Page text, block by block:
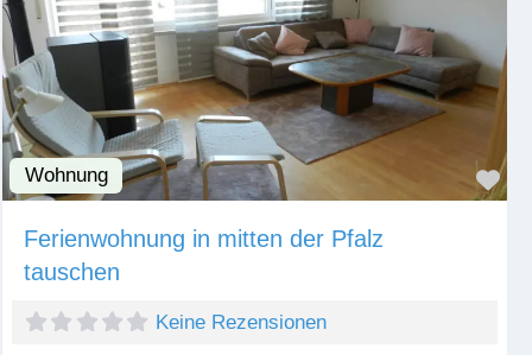
Wohnung
Ferienwohnung in mitten der Pfalz
tauschen
Keine Rezensionen